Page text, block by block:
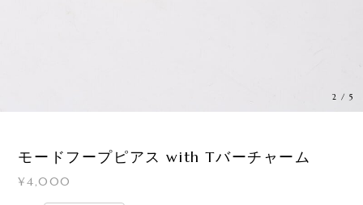
3 /5
モードフープピアス with Tバーチャーム
¥4,000